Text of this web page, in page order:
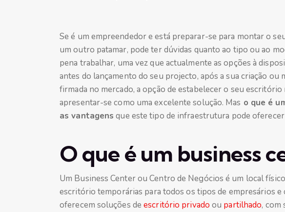
Se é um empreendedor e está preparar-se para montar o
um outro patamar, pode ter dúvidas quanto ao tipo ou ao
pena trabalhar, uma vez que actualmente as opções à
antes do lançamento do seu projecto, após a sua criação ou
firmada no mercado, a opção de estabelecer o seu escritório
apresentar-se como uma excelente solução. Mas o que é
as vantagens que este tipo de infraestrutura pode
O que é um business
Um Business Center ou Centro de Negócios é um local
escritório temporárias para todos os tipos de empresários e
oferecem soluções deescritório privado ou partilhado, com